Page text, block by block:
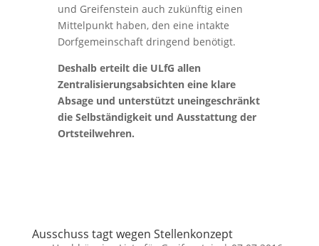
und Greifenstein auch zukünftig einen
Mittelpunkt haben, den eine intakte
Dorfgemeinschaft dringend benötigt.
Deshalb erteilt die ULfG allen
Zentralisierungsabsichten eine klare
Absage und unterstützt uneingeschränkt
die Selbständigkeit und Ausstattung der
Ortsteilwehren.
Ausschuss tagt wegen Stellenkonzept